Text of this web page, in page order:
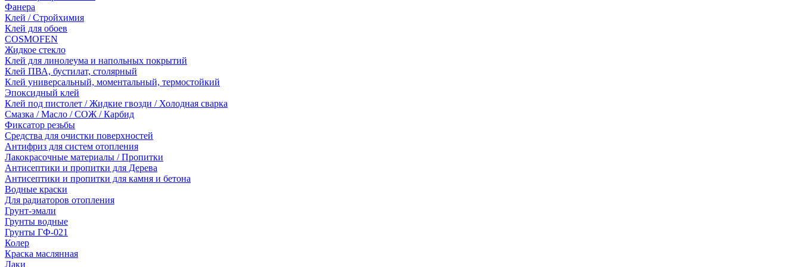
Фанера
Клей / Стройхимия
Клей для обоев
COSMOFEN
Жидкое стекло
Клей для линолеума и напольных покрытий
Клей ПВА, бустилат, столярный
Клей универсальный, моментальный, термостойкий
Эпоксидный клей
Клей под пистолет / Жидкие гвозди / Холодная сварка
Смазка / Масло / СОЖ / Карбид
Фиксатор резьбы
Средства для очистки поверхностей
Антифриз для систем отопления
Лакокрасочные материалы / Пропитки
Антисептики и пропитки для Дерева
Антисептики и пропитки для камня и бетона
Водные краски
Для радиаторов отопления
Грунт-эмали
Грунты водные
Грунты ГФ-021
Колер
Краска маслянная
Лаки